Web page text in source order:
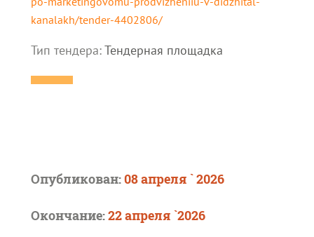
kanalakh/tender-4402806/
Тип тендера:Тендерная площадка
Опубликован:08 апреля ` 2026
Окончание:22 апреля `2026